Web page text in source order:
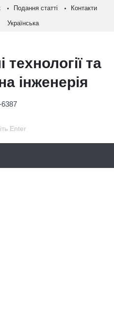
Подання статті Контакти
Українська
технології та
інженерія